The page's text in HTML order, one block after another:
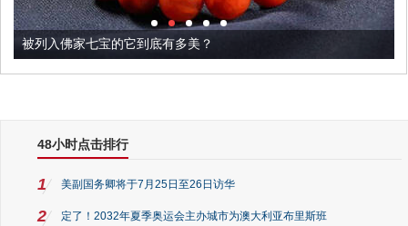
被列入佛家七宝的它到底有多美？
48小时点击排行
1 美副国务卿将于7月25日至26日访华
2 定了！2032年夏季奥运会主办城市为澳大利亚布里斯班